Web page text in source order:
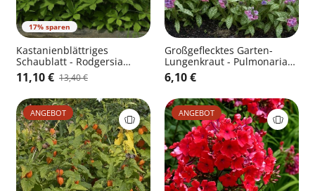
17% sparen
Kastanienblättriges
Schaublatt - Rodgersia
aesculifolia
11,10 € 13,40 €
Großgeflecktes Garten-
Lungenkraut - Pulmonaria
saccharata 'Mrs Moon'
6,10 €
ANGEBOT ANGEBOT